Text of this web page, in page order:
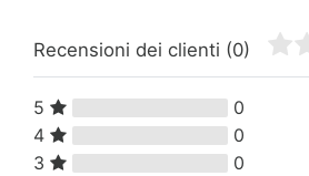
Recensioni dei clienti (0)
5
0
4
0
3
0